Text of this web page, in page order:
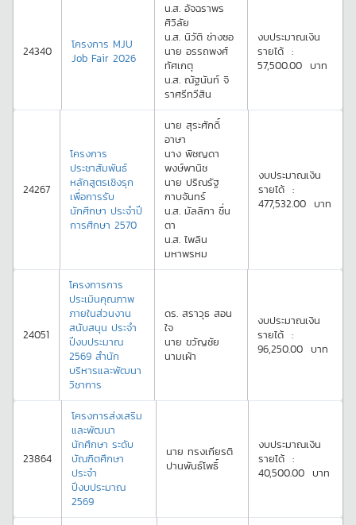
24340
โครงการ MJU
Job Fair 2026
น.ส. อัจฉราพร
ศิวิลัย
น.ส. นิวัติ ช่างซอ
นาย อรรถพงศ์
ทัศเกตุ
น.ส. ณัฐนันท์ จิ
ราศรีทวีสิน
งบประมาณเงิน
รายได้ :
57,500.00 บาท
24267
โครงการ
ประชาสัมพันธ์
หลักสูตรเชิงรุก
เพื่อการรับ
นักศึกษา ประจำปี
การศึกษา 2570
นาย สุระศักดิ์
อาษา
นาง พิชญดา
พงษ์พานิช
นาย ปริณรัฐ
กาบจันทร์
น.ส. มัลลิกา ชื่น
ตา
น.ส. ไพลิน
มหาพรหม
งบประมาณเงิน
รายได้ :
477,532.00 บาท
24051
โครงการการ
ประเมินคุณภาพ
ภายในส่วนงาน
สนับสนุน ประจำ
ปีงบประมาณ
2569 สำนัก
บริหารและพัฒนา
วิชาการ
ดร. สราวุธ สอน
ใจ
นาย ขวัญชัย
นามเผ้า
งบประมาณเงิน
รายได้ :
96,250.00 บาท
23864
โครงการส่งเสริม
และพัฒนา
นักศึกษา ระดับ
บัณฑิตศึกษา
ประจำ
ปีงบประมาณ
2569
นาย ทรงเกียรติ
ปานพันธ์โพธิ์
งบประมาณเงิน
รายได้ :
40,500.00 บาท